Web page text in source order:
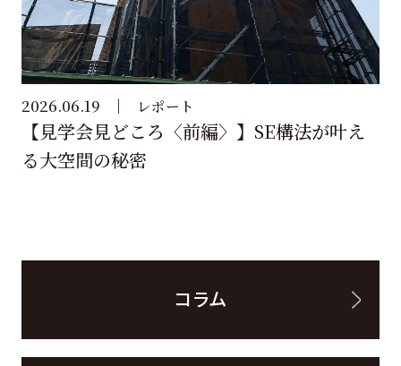
2026.06.19 レポート
【見学会見どころ〈前編〉】SE構法が叶え
る大空間の秘密
コラム